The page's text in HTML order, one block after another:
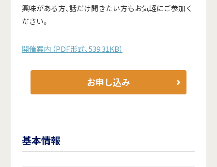
興味がある方、話だけ聞きたい方もお気軽にご参加く
ださい。
開催案内 （PDF形式、539.31KB）
お申し込み
基本情報